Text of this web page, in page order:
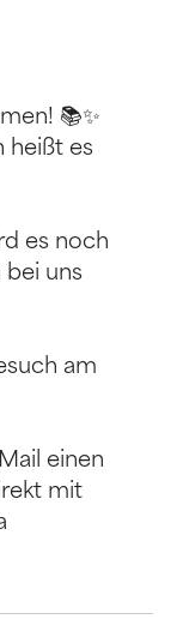
📚✨
heißt es
es noch
bei uns
am
einen
mit